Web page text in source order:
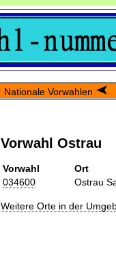
Nationale Vorwahlen
Vorwahl Ostrau
Vorwahl Ort
034600
Ostrau
Weitere Orte in der